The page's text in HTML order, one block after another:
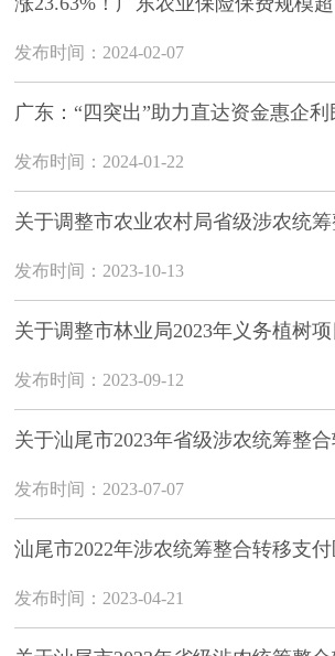
发布时间：2024-02-07
广东：“四突出”助力直达资金惠企利
发布时间：2024-01-22
关于调整市农业农村局省级涉农统
发布时间：2023-10-13
关于调整市林业局2023年义务植树
发布时间：2023-09-12
关于汕尾市2023年省级涉农统筹整
发布时间：2023-07-07
汕尾市2022年涉农统筹整合转移支
发布时间：2023-04-21